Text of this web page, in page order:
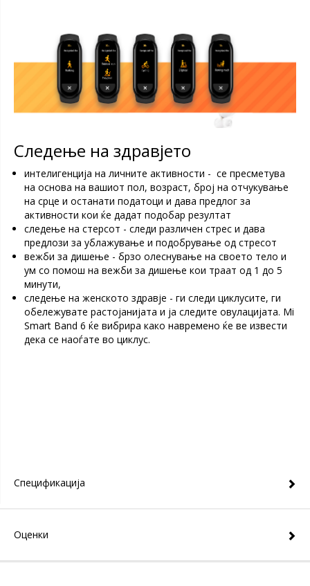
Следење на здравјето
интелигенција на личните активности - се пресметува
на основа на вашиот пол, возраст, број на отчукување
на срце и останати податоци и дава предлог за
активности кои ќе дадат подобар резултат
следење на стерсот - следи различен стрес и дава
предлози за ублажување и подобрување од стресот
вежби за дишење - брзо олеснување на своето тело и
ум со помош на вежби за дишење кои траат од 1 до 5
минути,
следење на женското здравје - ги следи циклусите, ги
обележувате растојанијата и ја следите овулацијата. Mi
Smart Band 6 ќе вибрира како навремено ќе ве извести
дека се наоѓате во циклус.
Спецификација
Оценки